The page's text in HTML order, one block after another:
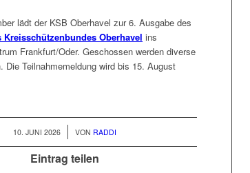
lädt der KSB Oberhavel zur 6. Ausgabe des
Kreisschützenbundes Oberhavel ins
Frankfurt/Oder. Geschossen werden diverse
Die Teilnahmemeldung wird bis 15. August
10. JUNI 2026
/ VON RADDI
Eintrag teilen